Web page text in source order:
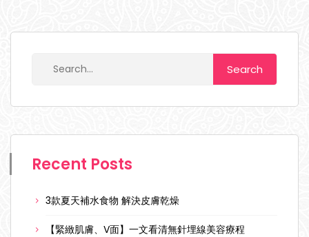
Recent Posts
3款夏天補水食物 解決皮膚乾燥
【緊緻肌膚、V面】一文看清無針埋線美容療程